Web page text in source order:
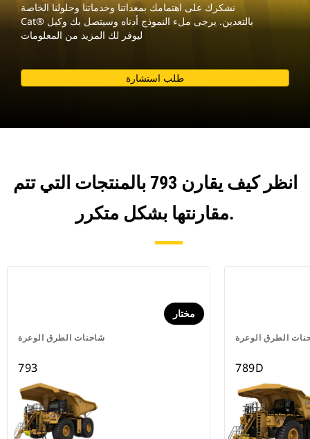
‏‫نشكرك على اهتمامك بمعداتنا وخدماتنا وحلولنا الخاصة
بالتعدين. يرجى ملء النموذج أدناه وسيتصل بك وكيل Cat®‎
ليوفر لك المزيد من المعلومات
طلب استشارة
انظر كيف يقارن 793 بالمنتجات التي تتم
مقارنتها بشكل متكرر.
شاحنات الطرق الوعرة
مختار
793
الطرق الوعرة
789D